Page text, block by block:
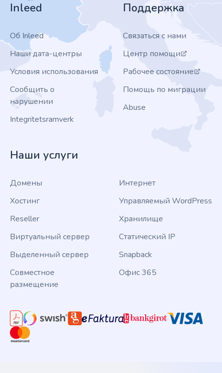
Inleed
Об Inleed
Наши дата-центры
Условия использования
Сообщить о
нарушении
Integritetsramverk
Поддержка
Связаться с нами
Центр помощи
Рабочее состояние
Помощь по миграции
Abuse
Наши услуги
Домены
Хостинг
Reseller
Виртуальный сервер
Выделенный сервер
Совместное
размещение
Интернет
Управляемый WordPress
Хранилище
Статический IP
Snapback
Офис 365